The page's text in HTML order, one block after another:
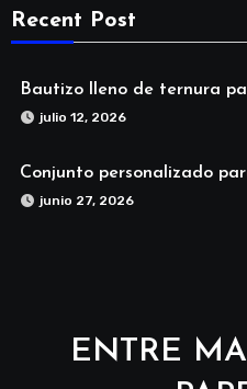
Recent Post
Bautizo lleno de ternura
julio 12, 2026
Conjunto personalizado
junio 27, 2026
ENTRE